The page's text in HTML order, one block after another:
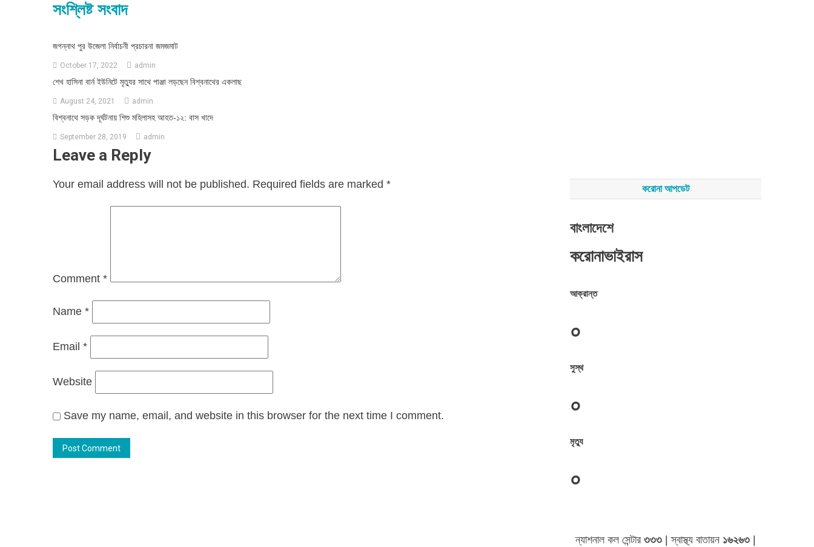
সংশ্লিষ্ট সংবাদ
জগন্নাথ পুর উজেলা নির্বাচনী প্রচারনা জমজমাট
October 17, 2022 admin
শেখ হাসিনা বার্ন ইউনিটে মৃত্যুর সাথে পাঞ্জা লড়ছেন বিশ্বনাথের একলাছ
August 24, 2021 admin
বিশ্বনাথে সড়ক দূর্ঘটনায় শিশু মহিলাসহ আহত-১২: বাস খাদে
September 28, 2019 admin
Leave a Reply
Your email address will not be published. Required fields are marked *
Comment *
Name *
Email *
Website
Save my name, email, and website in this browser for the next time I comment.
করোনা আপডেট
বাংলাদেশে
করোনাভাইরাস
আক্রান্ত
০
সুস্থ
০
মৃত্যু
০
ন্যাশনাল কল সেন্টার৩৩৩ | স্বাস্থ্য বাতায়ন ১৬২৬৩